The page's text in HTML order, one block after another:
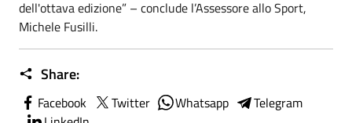
dell'ottava edizione” – conclude l’Assessore allo Sport,
Michele Fusilli.
Share:
Facebook Twitter Whatsapp
Telegram